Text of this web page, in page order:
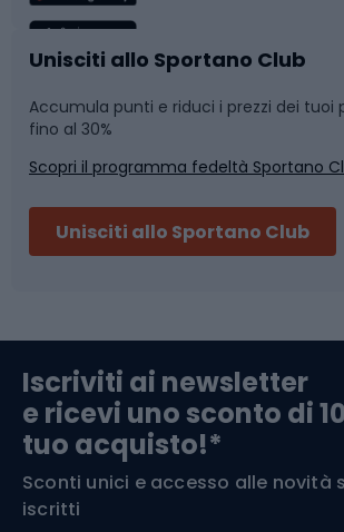
Caschi da ciclismo
Skitouring
Abbigliamento da escursionismo
Nuoto
Pattinaggio
Componenti per biciclette
Arrampicata
Medicina dello sport
Unisciti allo Sportano Club
Accumula punti e riduci i prezzi dei tuoi
fino al 30%
Scopri il programma fedeltà Sportano
Unisciti allo Sportano Club
Iscriviti ai newsletter
e ricevi uno sconto di
tuo acquisto!*
Sconti unici e accesso alle novità
iscritti